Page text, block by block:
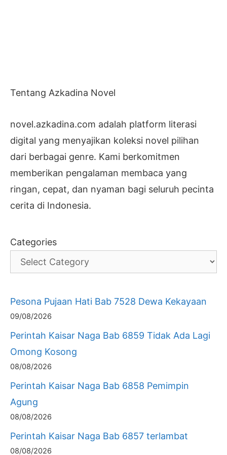
Tentang Azkadina Novel
novel.azkadina.com adalah platform literasi
digital yang menyajikan koleksi novel pilihan
dari berbagai genre. Kami berkomitmen
memberikan pengalaman membaca yang
ringan, cepat, dan nyaman bagi seluruh pecinta
cerita di Indonesia.
Categories
Pesona Pujaan Hati Bab 7528 Dewa Kekayaan
09/08/2026
Perintah Kaisar Naga Bab 6859 Tidak Ada Lagi
Omong Kosong
08/08/2026
Perintah Kaisar Naga Bab 6858 Pemimpin
Agung
08/08/2026
Perintah Kaisar Naga Bab 6857 terlambat
08/08/2026